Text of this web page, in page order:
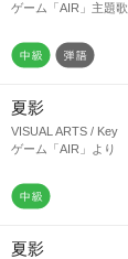
ゲーム「AIR」主題歌
夏影
VISUAL ARTS / Key
ゲーム「AIR」より
夏影